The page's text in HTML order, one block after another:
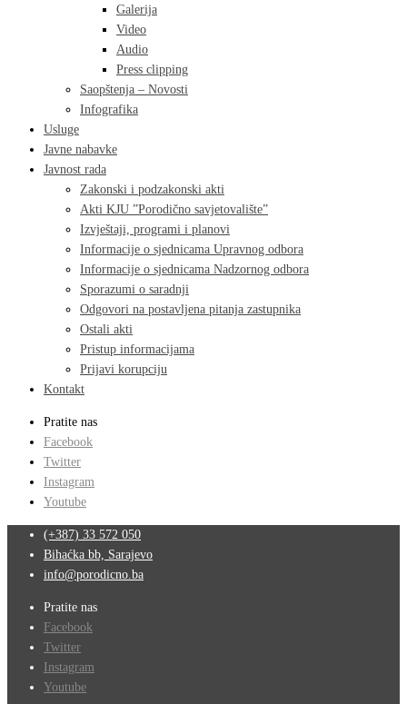
Galerija
Video
Audio
Press clipping
Saopštenja – Novosti
Infografika
Usluge
Javne nabavke
Javnost rada
Zakonski i podzakonski akti
Akti KJU ”Porodično savjetovalište”
Izvještaji, programi i planovi
Informacije o sjednicama Upravnog odbora
Informacije o sjednicama Nadzornog odbora
Sporazumi o saradnji
Odgovori na postavljena pitanja zastupnika
Ostali akti
Pristup informacijama
Prijavi korupciju
Kontakt
Pratite nas
Facebook
Twitter
Instagram
Youtube
(+387) 33 572 050
Bihaćka bb, Sarajevo
info@porodicno.ba
Pratite nas
Facebook
Twitter
Instagram
Youtube